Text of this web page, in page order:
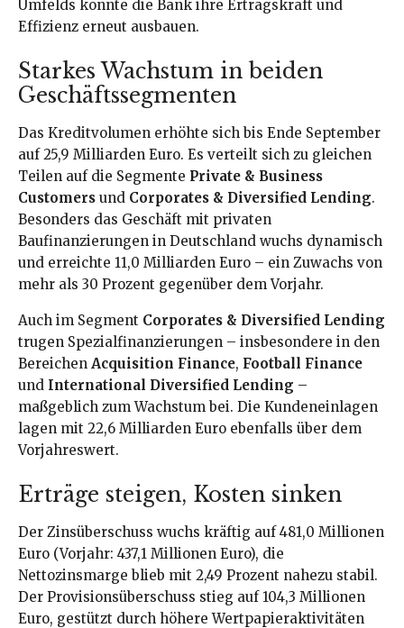
Umfelds konnte die Bank ihre Ertragskraft und
Effizienz erneut ausbauen.
Starkes Wachstum in beiden
Geschäftssegmenten
Das Kreditvolumen erhöhte sich bis Ende September
auf 25,9 Milliarden Euro. Es verteilt sich zu gleichen
Teilen auf die Segmente Private & Business
Customers und Corporates & Diversified Lending.
Besonders das Geschäft mit privaten
Baufinanzierungen in Deutschland wuchs dynamisch
und erreichte 11,0 Milliarden Euro – ein Zuwachs von
mehr als 30 Prozent gegenüber dem Vorjahr.
Auch im Segment Corporates & Diversified Lending
trugen Spezialfinanzierungen – insbesondere in den
Bereichen Acquisition Finance, Football Finance
und International Diversified Lending –
maßgeblich zum Wachstum bei. Die Kundeneinlagen
lagen mit 22,6 Milliarden Euro ebenfalls über dem
Vorjahreswert.
Erträge steigen, Kosten sinken
Der Zinsüberschuss wuchs kräftig auf 481,0 Millionen
Euro (Vorjahr: 437,1 Millionen Euro), die
Nettozinsmarge blieb mit 2,49 Prozent nahezu stabil.
Der Provisionsüberschuss stieg auf 104,3 Millionen
Euro, gestützt durch höhere Wertpapieraktivitäten